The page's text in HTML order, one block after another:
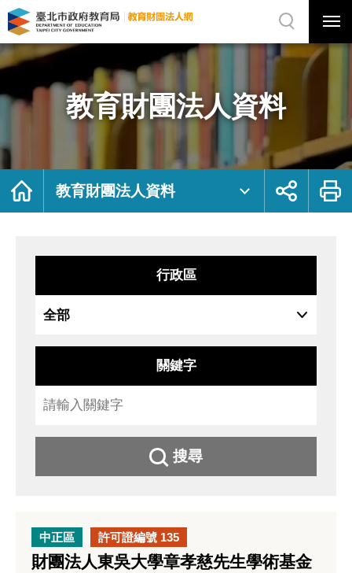
教
育
團
資
料
府
局
法
網
站
選
選
單
關
網
站
尋
教育財團法人資料
首
教育財團法人資料
展
鈕
列
行政區
關鍵字
搜尋
中正區 許可證編號 135
財團法人東吳大學章孝慈先生學術基金